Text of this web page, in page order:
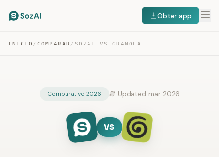
Obter app
INÍCIO / COMPARAR / SOZAI VS GRANOLA
Comparativo 2026 Updated mar 2026
VS